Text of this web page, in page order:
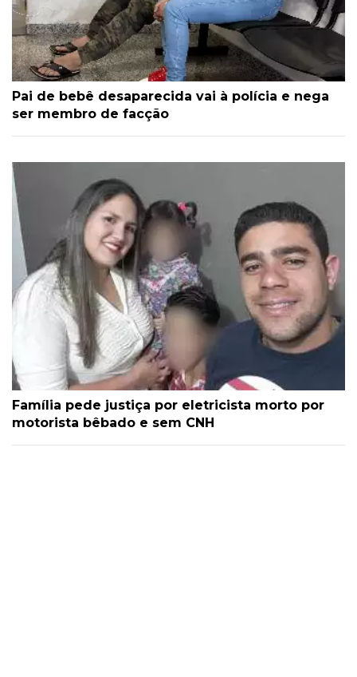
Pai de bebê desaparecida vai à polícia e nega
ser membro de facção
Família pede justiça por eletricista morto por
motorista bêbado e sem CNH